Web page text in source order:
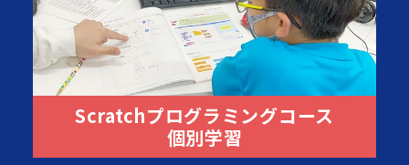
Scratchプログラミングコース
個別学習